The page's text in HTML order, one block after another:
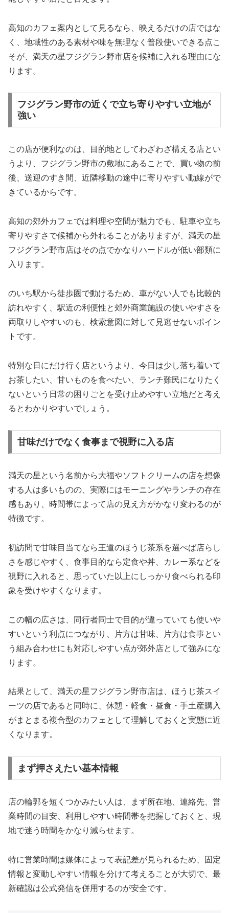
高知のカフェ案内として見るなら、映えるだけの店ではな
く、地域性のある素材や味を無理なく普段使いできる点こ
そが、満天の星フジグラン野市店を候補に入れる理由にな
ります。
フジグラン野市の近くで立ち寄りやすい立地が
強い
この店が便利なのは、目的地としてわざわざ構える店とい
うより、フジグラン野市の敷地にあることで、買い物の前
後、送迎のすき間、近隣移動の途中に寄りやすい動線がで
きているからです。
高知の郊外カフェでは料理や空間が魅力でも、駐車や立ち
寄りやすさで候補から外れることがありますが、満天の星
フジグラン野市店はその点でかなりハードルが低い部類に
入ります。
のいち駅から徒歩圏で動けるため、車がない人でも比較的
訪れやすく、駅近の利便性と郊外商業施設の使いやすさを
両取りしやすいのも、検索意図に対して見逃せないポイン
トです。
特別な日にだけ行く店というより、今日は少し落ち着いて
お茶したい、甘いものを食べたい、ランチ難民になりたく
ないという日常の困りごとを受け止めやすい立地だと考え
るとわかりやすいでしょう。
甘味だけでなく食事まで視野に入る店
満天の星という名前から大福やソフトクリームの店を想像
する人は多いものの、実際にはモーニングやランチの存在
感もあり、時間帯によって店の見え方がかなり変わるのが
特徴です。
初訪問で甘味目当てなら王道のほうじ茶系を選べば店らし
さを感じやすく、食事目的なら定食や丼、カレー系などを
視野に入れると、思っていた以上にしっかり食べられる印
象を受けやすくなります。
この幅の広さは、同行者同士で目的が違っていても使いや
すいという利点につながり、片方は甘味、片方は食事とい
う組み合わせにも対応しやすい点が郊外店として強みにな
ります。
結果として、満天の星フジグラン野市店は、ほうじ茶スイ
ーツの店であると同時に、休憩・軽食・昼食・手土産購入
がまとまる複合型のカフェとして理解しておくと実態に近
くなります。
まず押さえたい基本情報
店の輪郭を短くつかみたい人は、まず所在地、連絡先、営
業時間の目安、利用しやすい時間帯を把握しておくと、現
地で迷う時間をかなり減らせます。
特に営業時間は媒体によって表記差が見られるため、固定
情報と変動しやすい情報を分けて考えることが大切で、最
新確認は公式発信を併用するのが安全です。